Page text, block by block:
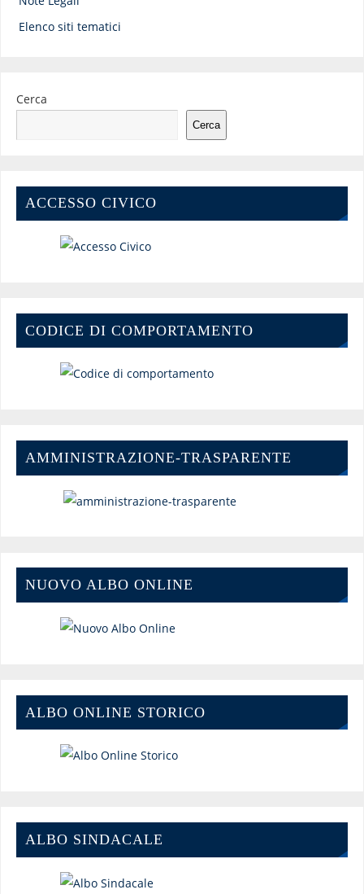
Elenco siti tematici
Cerca
Cerca
ACCESSO CIVICO
CODICE DI COMPORTAMENTO
AMMINISTRAZIONE-TRASPARENTE
NUOVO ALBO ONLINE
ALBO ONLINE STORICO
ALBO SINDACALE